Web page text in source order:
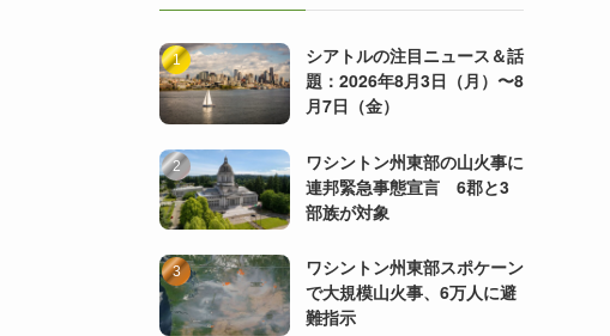
シアトルの注目ニュース＆話
題：2026年8月3日（月）〜8
月7日（金）
ワシントン州東部の山火事に
連邦緊急事態宣言 6郡と3
部族が対象
ワシントン州東部スポケーン
で大規模山火事、6万人に避
難指示